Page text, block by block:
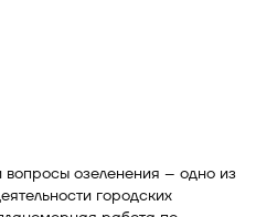
озеленения – одно из
городских